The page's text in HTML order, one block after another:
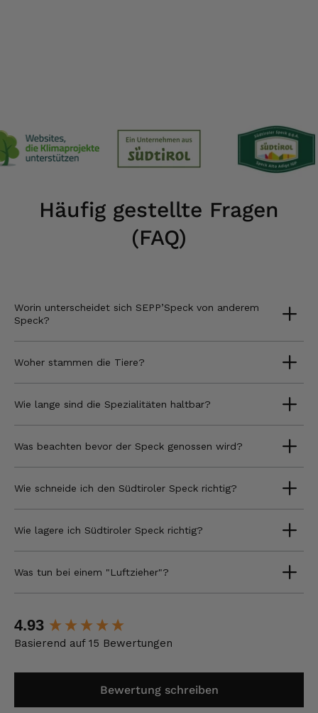
Häufig gestellte Fragen
(FAQ)
Worin unterscheidet sich SEPP’Speck von anderem
Speck?
Woher stammen die Tiere?
Wie lange sind die Spezialitäten haltbar?
Was beachten bevor der Speck genossen wird?
Wie schneide ich den Südtiroler Speck richtig?
Wie lagere ich Südtiroler Speck richtig?
Was tun bei einem "Luftzieher"?
4.93
Basierend auf 15 Bewertungen
Bewertung schreiben
New content loaded